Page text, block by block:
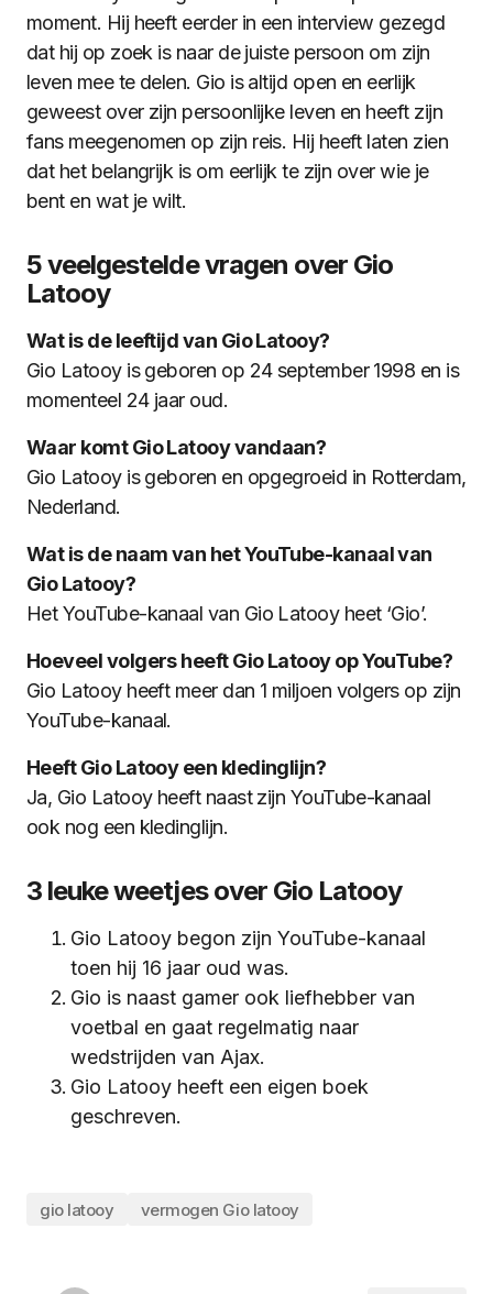
moment. Hij heeft eerder in een interview gezegd
dat hij op zoek is naar de juiste persoon om zijn
leven mee te delen. Gio is altijd open en eerlijk
geweest over zijn persoonlijke leven en heeft zijn
fans meegenomen op zijn reis. Hij heeft laten zien
dat het belangrijk is om eerlijk te zijn over wie je
bent en wat je wilt.
5 veelgestelde vragen over Gio
Latooy
Wat is de leeftijd van Gio Latooy?
Gio Latooy is geboren op 24 september 1998 en is
momenteel 24 jaar oud.
Waar komt Gio Latooy vandaan?
Gio Latooy is geboren en opgegroeid in Rotterdam,
Nederland.
Wat is de naam van het YouTube-kanaal van
Gio Latooy?
Het YouTube-kanaal van Gio Latooy heet ‘Gio’.
Hoeveel volgers heeft Gio Latooy op YouTube?
Gio Latooy heeft meer dan 1 miljoen volgers op zijn
YouTube-kanaal.
Heeft Gio Latooy een kledinglijn?
Ja, Gio Latooy heeft naast zijn YouTube-kanaal
ook nog een kledinglijn.
3 leuke weetjes over Gio Latooy
Gio Latooy begon zijn YouTube-kanaal
toen hij 16 jaar oud was.
Gio is naast gamer ook liefhebber van
voetbal en gaat regelmatig naar
wedstrijden van Ajax.
Gio Latooy heeft een eigen boek
geschreven.
gio latooy vermogen Gio latooy